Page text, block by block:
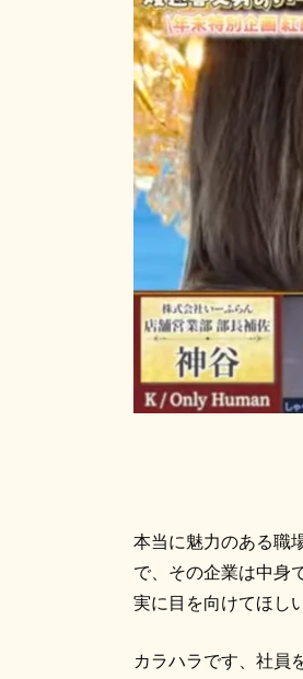
本当に魅力のある職
で、その企業は中身
実に目を向けてほしい
カラハラです、社員